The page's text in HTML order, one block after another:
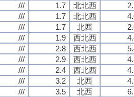
/// 1.7 北北西
/// 1.7 北北西
/// 1.7 北西
/// 1.9 西北西
/// 2.8 西北西
/// 2.9 西北西
/// 2.4 西北西
/// 3.2 北西
/// 3.5 北西